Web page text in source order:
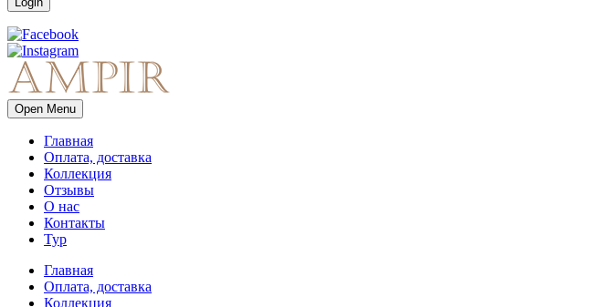
Open Menu
Главная
Оплата, доставка
Коллекция
Отзывы
О нас
Контакты
Тур
Главная
Оплата, доставка
Коллекция